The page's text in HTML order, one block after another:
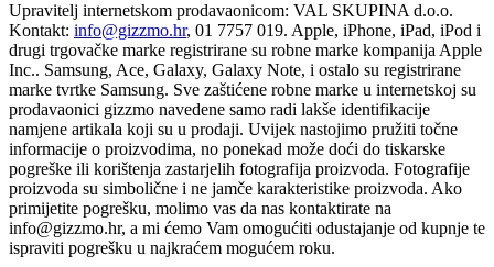
Upravitelj internetskom prodavaonicom: VAL SKUPINA d.o.o.
Kontakt: info@gizzmo.hr, 01 7757 019. Apple, iPhone, iPad, iPod i
drugi trgovačke marke registrirane su robne marke kompanija Apple
Inc.. Samsung, Ace, Galaxy, Galaxy Note, i ostalo su registrirane
marke tvrtke Samsung. Sve zaštićene robne marke u internetskoj su
prodavaonici gizzmo navedene samo radi lakše identifikacije
namjene artikala koji su u prodaji. Uvijek nastojimo pružiti točne
informacije o proizvodima, no ponekad može doći do tiskarske
pogreške ili korištenja zastarjelih fotografija proizvoda. Fotografije
proizvoda su simbolične i ne jamče karakteristike proizvoda. Ako
primijetite pogrešku, molimo vas da nas kontaktirate na
info@gizzmo.hr, a mi ćemo Vam omogućiti odustajanje od kupnje te
ispraviti pogrešku u najkraćem mogućem roku.